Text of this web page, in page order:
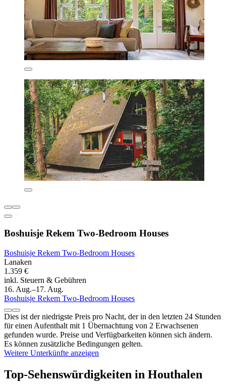
Boshuisje Rekem Two-Bedroom Houses
Boshuisje Rekem Two-Bedroom Houses
Lanaken
1.359 €
inkl. Steuern & Gebühren
16. Aug.–17. Aug.
Boshuisje Rekem Two-Bedroom Houses
Dies ist der niedrigste Preis pro Nacht, der in den letzten 24 Stunden
für einen Aufenthalt mit 1 Übernachtung von 2 Erwachsenen
gefunden wurde. Preise und Verfügbarkeiten können sich ändern.
Es können zusätzliche Bedingungen gelten.
Weitere Unterkünfte anzeigen
Top-Sehenswürdigkeiten in Houthalen